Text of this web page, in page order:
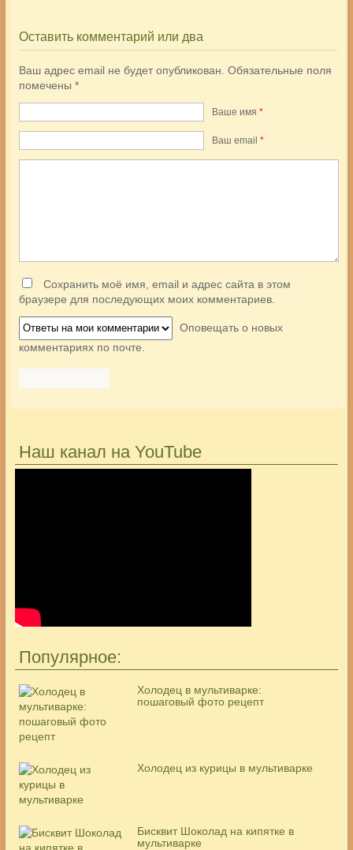
Оставить комментарий или два
Ваш адрес email не будет опубликован. Обязательные поля
помечены *
Ваше имя *
Ваш еmail *
Сохранить моё имя, email и адрес сайта в этом
браузере для последующих моих комментариев.
Оповещать о новых
комментариях по почте.
Наш канал на YouTube
Популярное:
Холодец в мультиварке:
пошаговый фото рецепт
Холодец из курицы в мультиварке
Бисквит Шоколад на кипятке в
мультиварке